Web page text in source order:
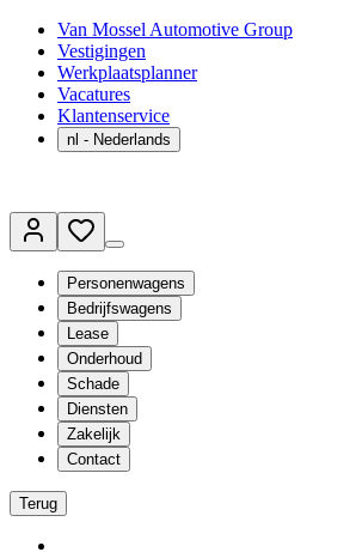
Van Mossel Automotive Group
Vestigingen
Werkplaatsplanner
Vacatures
Klantenservice
nl - Nederlands
Personenwagens
Bedrijfswagens
Lease
Onderhoud
Schade
Diensten
Zakelijk
Contact
Terug